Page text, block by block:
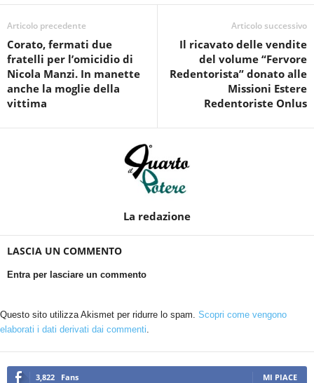
Articolo precedente
Corato, fermati due
fratelli per l’omicidio di
Nicola Manzi. In manette
anche la moglie della
vittima
Articolo successivo
Il ricavato delle vendite
del volume “Fervore
Redentorista” donato alle
Missioni Estere
Redentoriste Onlus
La redazione
LASCIA UN COMMENTO
Entra per lasciare un commento
Questo sito utilizza Akismet per ridurre lo spam. Scopri come vengono
elaborati i dati derivati dai commenti
3,822 Fans MI PIACE